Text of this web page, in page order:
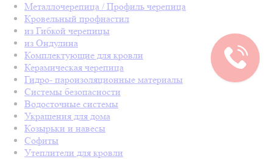
Металлочерепица / Профиль черепица
Кровельный профнастил
из Гибкой черепицы
из Ондулина
Комплектующие для кровли
Керамическая черепица
Гидро- пароизоляционные материалы
Системы безопасности
Водосточные системы
Украшения для дома
Козырьки и навесы
Софиты
Утеплители для кровли